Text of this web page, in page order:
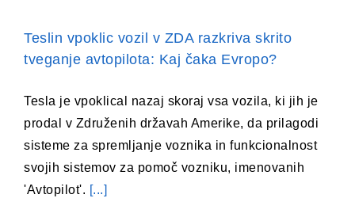
Teslin vpoklic vozil v ZDA razkriva skrito
tveganje avtopilota: Kaj čaka Evropo?
Tesla je vpoklical nazaj skoraj vsa vozila, ki jih je
prodal v Združenih državah Amerike, da prilagodi
sisteme za spremljanje voznika in funkcionalnost
svojih sistemov za pomoč vozniku, imenovanih
'Avtopilot'. [...]